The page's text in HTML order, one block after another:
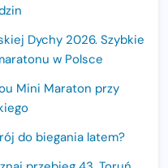
Dychy 2026. Szybkie
w Polsce
Mini Maraton przy
do biegania latem?